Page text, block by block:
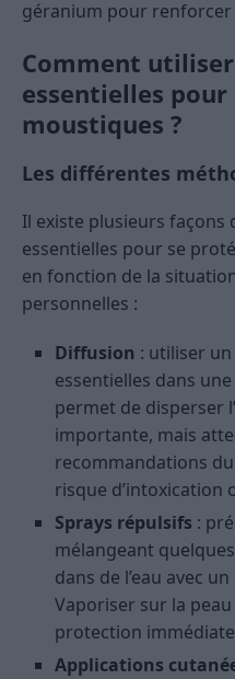
géranium pour renforcer
Comment
essentielles pour
moustiques ?
Les différentes
Il existe plusieurs façons
essentielles pour se
en fonction de la
personnelles :
Diffusion : utiliser
essentielles dans
permet de disperser
importante, mais
recommandations
risque d’intoxication
Sprays répulsifs :
mélangeant
dans de l’eau avec
Vaporiser sur la
protection
Applications